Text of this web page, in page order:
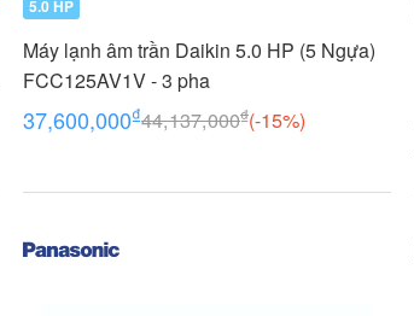
5.0 HP
Máy lạnh âm trần Daikin 5.0 HP (5 Ngựa)
FCC125AV1V - 3 pha
37,600,000₫44,137,000₫(-15%)